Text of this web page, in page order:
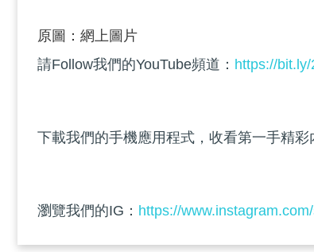
原圖：網上圖片
請Follow我們的YouTube頻道： https://
下載我們的手機應用程式，收看第一手精彩
瀏覽我們的IG： https://